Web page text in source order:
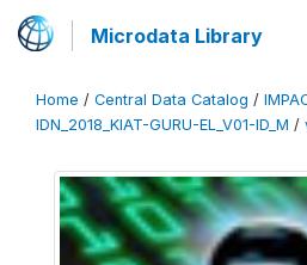
Microdata Library
Home / Central Data Catalog /
IDN_2018_KIAT-GURU-EL_V01-ID_M /